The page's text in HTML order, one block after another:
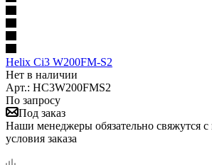
Helix Ci3 W200FM-S2
Нет в наличии
Арт.: HC3W200FMS2
По запросу
Под заказ
Наши менеджеры обязательно свяжутся с
условия заказа